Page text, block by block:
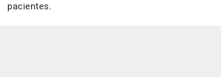
pacientes.